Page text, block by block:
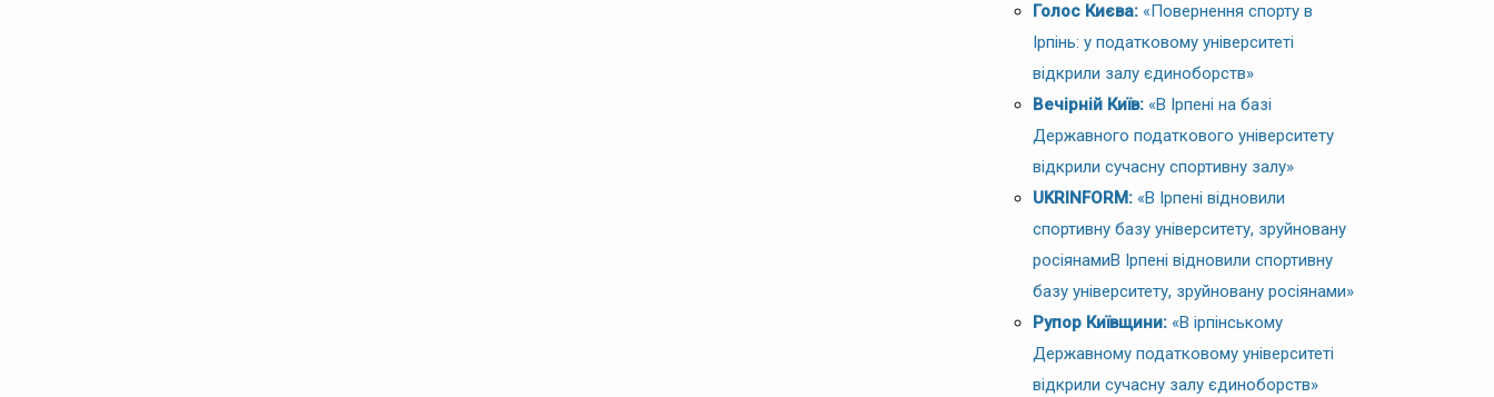
Голос Києва: «Повернення спорту в
Ірпінь: у податковому університеті
відкрили залу єдиноборств»
Вечірній Київ: «В Ірпені на базі
Державного податкового університету
відкрили сучасну спортивну залу»
UKRINFORM: «В Ірпені відновили
спортивну базу університету, зруйновану
росіянамиВ Ірпені відновили спортивну
базу університету, зруйновану росіянами»
Рупор Київщини: «В ірпінському
Державному податковому університеті
відкрили сучасну залу єдиноборств»